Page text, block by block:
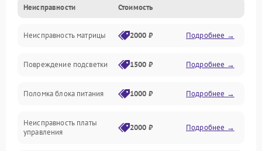
Неисправность интерфейсов
Прочие неисправности
Неисправность звука
Механические повреждения
Неисправности Стоимость
Неисправность матрицы 2000 ₽ Подробнее →
Повреждение подсветки 1500 ₽ Подробнее →
Поломка блока питания 1000 ₽ Подробнее →
Неисправность платы
управления
2000 ₽ Подробнее →